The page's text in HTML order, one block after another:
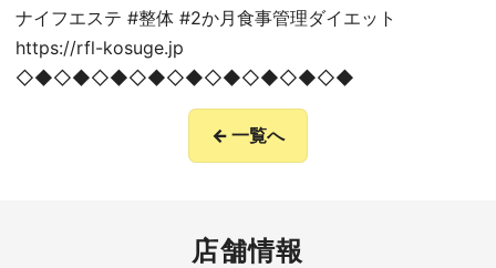
ナイフエステ #整体 #2か月食事管理ダイエット
https://rfl-kosuge.jp
◇◆◇◆◇◆◇◆◇◆◇◆◇◆◇◆◇◆
← 一覧へ
店舗情報